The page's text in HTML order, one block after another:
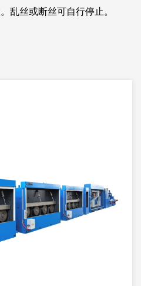
乱丝或断丝可自行停止。